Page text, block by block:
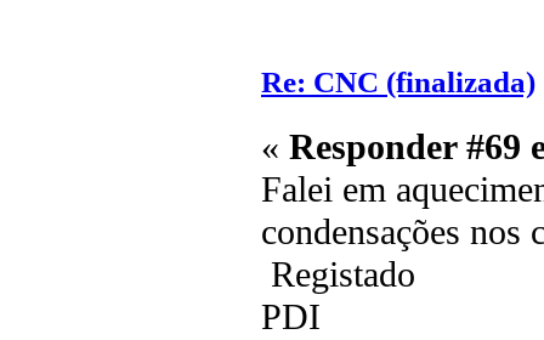
Re: CNC (finalizada)
« Responder #69
Falei em
condensações nos
Registado
PDI